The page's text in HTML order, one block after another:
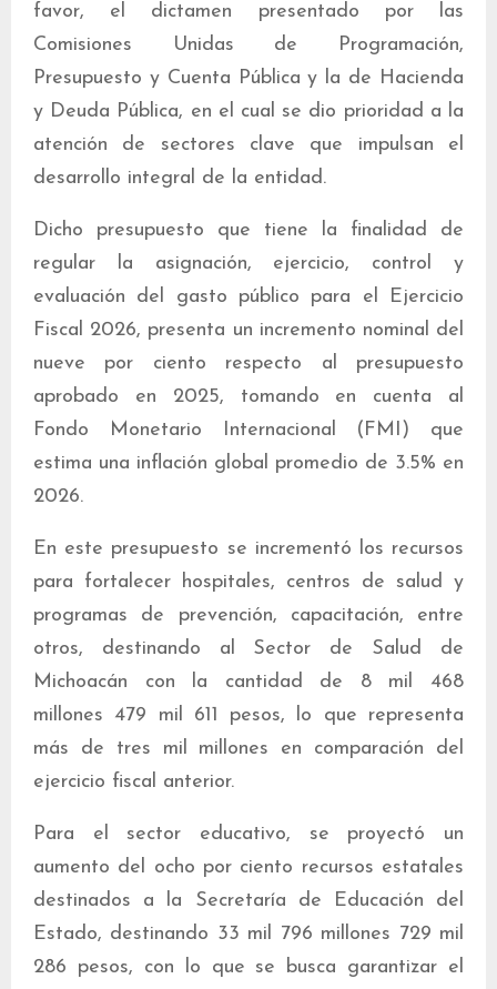
favor, el dictamen presentado por las
Comisiones Unidas de Programación,
Presupuesto y Cuenta Pública y la de Hacienda
y Deuda Pública, en el cual se dio prioridad a la
atención de sectores clave que impulsan el
desarrollo integral de la entidad.
Dicho presupuesto que tiene la finalidad de
regular la asignación, ejercicio, control y
evaluación del gasto público para el Ejercicio
Fiscal 2026, presenta un incremento nominal del
nueve por ciento respecto al presupuesto
aprobado en 2025, tomando en cuenta al
Fondo Monetario Internacional (FMI) que
estima una inflación global promedio de 3.5% en
2026.
En este presupuesto se incrementó los recursos
para fortalecer hospitales, centros de salud y
programas de prevención, capacitación, entre
otros, destinando al Sector de Salud de
Michoacán con la cantidad de 8 mil 468
millones 479 mil 611 pesos, lo que representa
más de tres mil millones en comparación del
ejercicio fiscal anterior.
Para el sector educativo, se proyectó un
aumento del ocho por ciento recursos estatales
destinados a la Secretaría de Educación del
Estado, destinando 33 mil 796 millones 729 mil
286 pesos, con lo que se busca garantizar el